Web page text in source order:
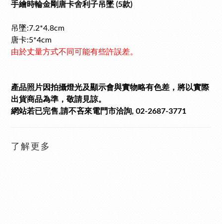
手繪時輪金剛唐卡舍利子吊墜 (5款)
吊墜:7.2*4.8cm
唐卡:5*4cm
由於丈量方式不同可能有些許誤差。
產品照片因拍攝燈光及顯示會與實物略有色差，將以實際
出貨商品為準，敬請見諒。
網站若已完售,請不吝來電門市洽詢, 02-2687-3771
了解更多